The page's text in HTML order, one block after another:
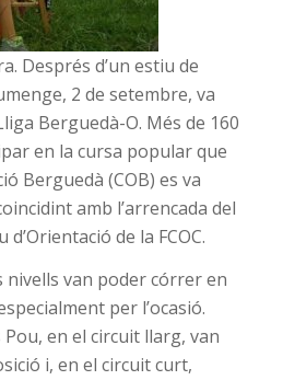
Després d’un estiu de
2 de setembre, va
Berguedà-O. Més de 160
en la cursa popular que
Berguedà (COB) es va
amb l’arrencada del
d’Orientació de la FCOC.
van poder córrer en
per l’ocasió.
en el circuit llarg, van
i, en el circuit curt,